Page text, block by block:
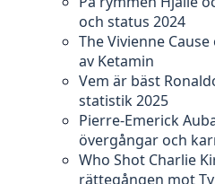
och status 2024
The Vivienne
av Ketamin
Vem är bäst
statistik 2025
Pierre-Emerick
övergångar och
Who Shot Charlie
rättegången mot